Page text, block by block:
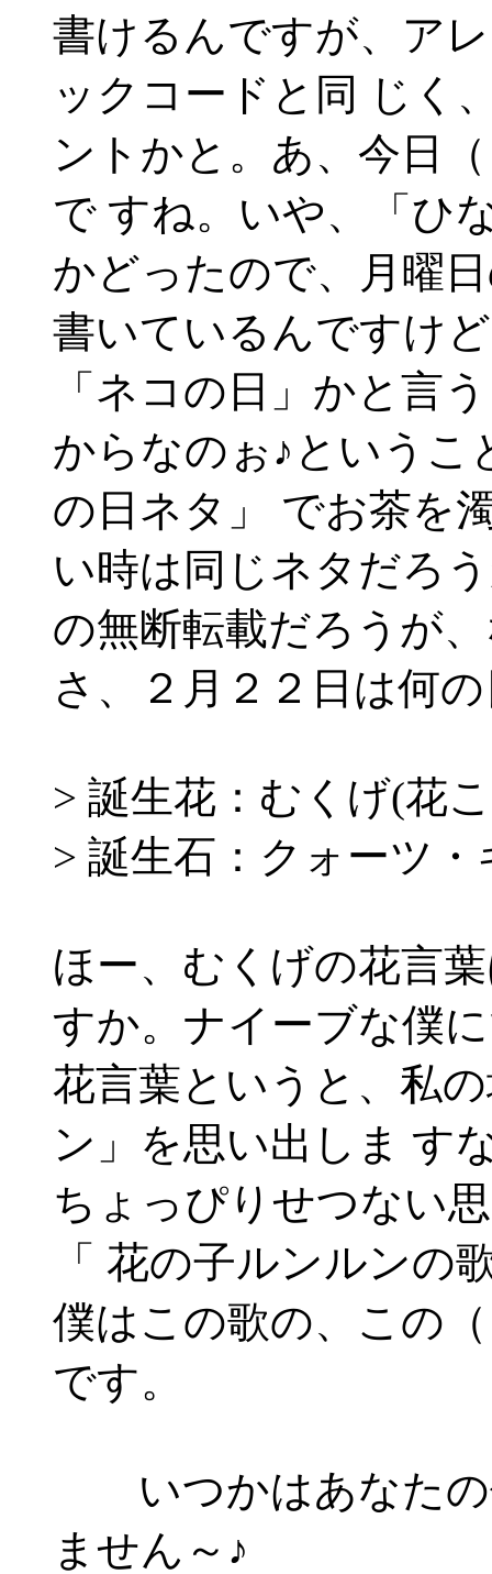
書けるんですが、ア
ックコードと同 じく
ントかと。あ、今日
で すね。いや、「ひ
かどったので、月曜
書いているんですけ
「ネコの日」かと言
からなのぉ♪というこ
の日ネタ」 でお茶を
い時は同じネタだろ
の無断転載だろうが
さ、２月２２日は何
> 誕生花：むくげ(花
> 誕生石：クォーツ
ほー、むくげの花言
すか。ナイーブな僕
花言葉というと、私
ン」を思い出しま す
ちょっぴりせつない
「 花の子ルンルンの
僕はこの歌の、この
です。
いつかはあなたの
ません～♪